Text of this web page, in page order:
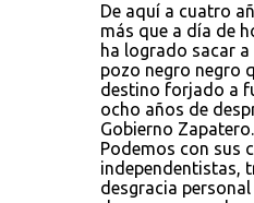
De aquí a cuatro
más que a día de
ha logrado sacar a
pozo negro negro
destino forjado a
ocho años de
Gobierno
Podemos con sus
independentistas,
desgracia